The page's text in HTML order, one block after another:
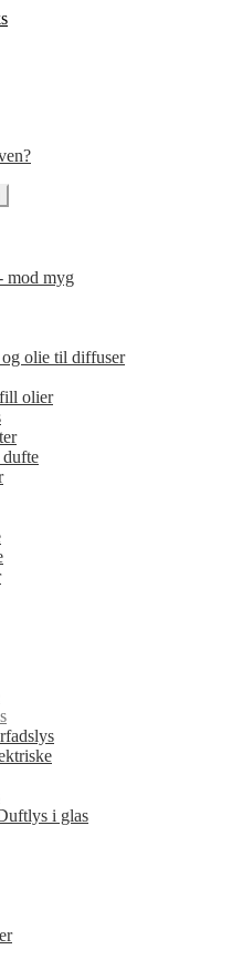
mod myg
olie til diffuser
olier
i glas